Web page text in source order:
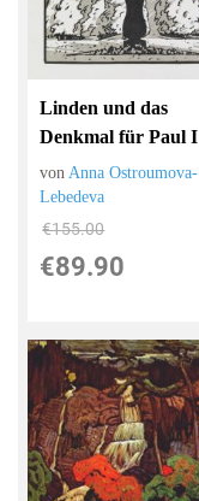
Linden und das
Denkmal für Paul I
von Anna Ostroumova-
Lebedeva
€155.00
€89.90